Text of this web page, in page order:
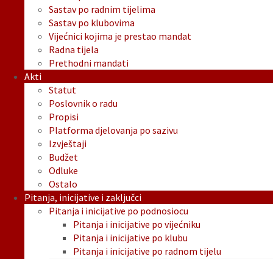
Sastav po radnim tijelima
Sastav po klubovima
Vijećnici kojima je prestao mandat
Radna tijela
Prethodni mandati
Akti
Statut
Poslovnik o radu
Propisi
Platforma djelovanja po sazivu
Izvještaji
Budžet
Odluke
Ostalo
Pitanja, inicijative i zaključci
Pitanja i inicijative po podnosiocu
Pitanja i inicijative po vijećniku
Pitanja i inicijative po klubu
Pitanja i inicijative po radnom tijelu